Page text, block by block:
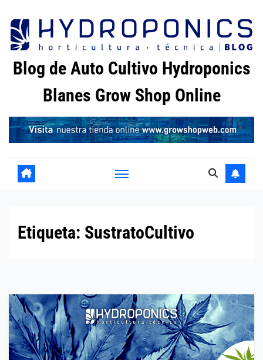
contenido
Blog de Auto Cultivo Hydroponics
Blanes Grow Shop Online
Etiqueta: SustratoCultivo